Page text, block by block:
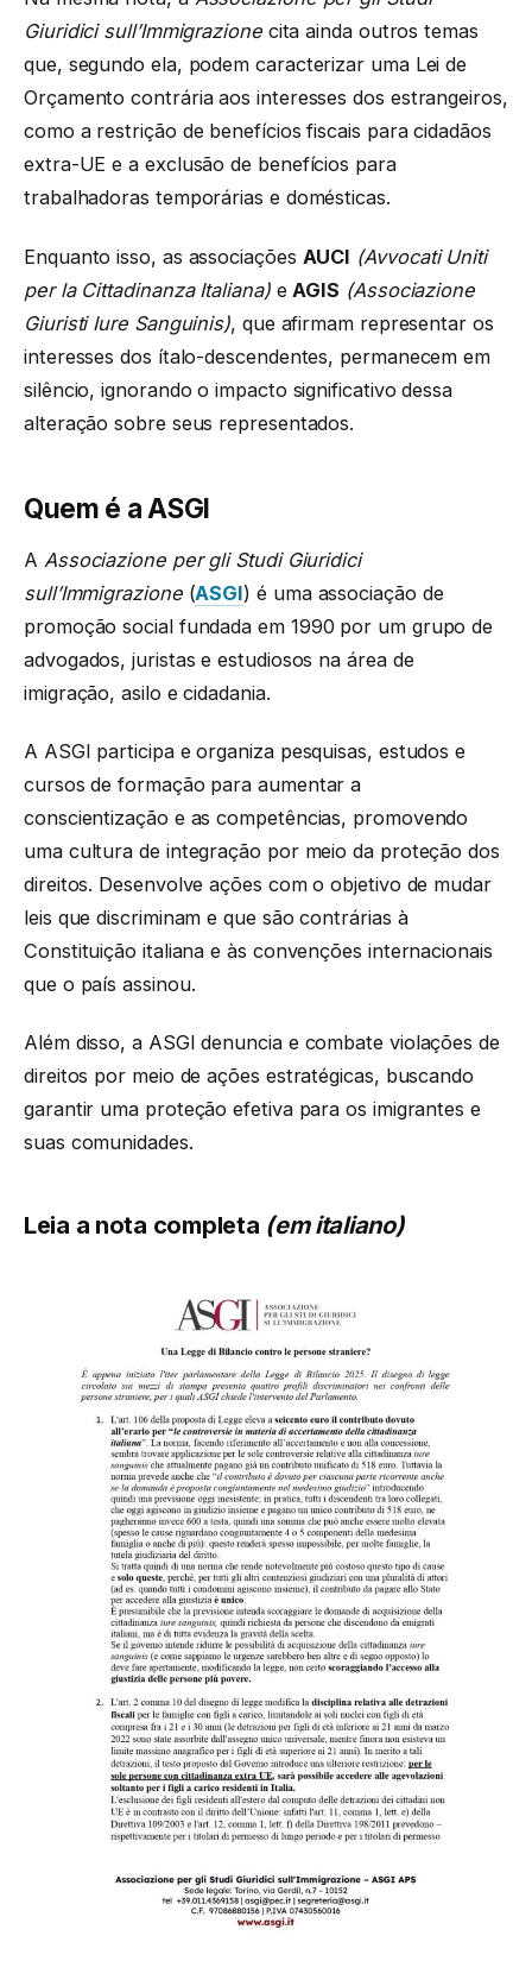
Giuridici sull’Immigrazionecita ainda outros temas
que, segundo ela, podem caracterizar uma Lei de
Orçamento contrária aos interesses dos estrangeiros,
como a restrição de benefícios fiscais para cidadãos
extra-UE e a exclusão de benefícios para
trabalhadoras temporárias e domésticas.
Enquanto isso, as associações AUCI (Avvocati Uniti
per la Cittadinanza Italiana)e AGIS (Associazione
Giuristi Iure Sanguinis), que afirmam representar os
interesses dos ítalo-descendentes, permanecem em
silêncio, ignorando o impacto significativo dessa
alteração sobre seus representados.
Quem é a ASGI
A Associazione per gli Studi Giuridici
sull’Immigrazione(ASGI) é uma associação de
promoção social fundada em 1990 por um grupo de
advogados, juristas e estudiosos na área de
imigração, asilo e cidadania.
A ASGI participa e organiza pesquisas, estudos e
cursos de formação para aumentar a
conscientização e as competências, promovendo
uma cultura de integração por meio da proteção dos
direitos. Desenvolve ações com o objetivo de mudar
leis que discriminam e que são contrárias à
Constituição italiana e às convenções internacionais
que o país assinou.
Além disso, a ASGI denuncia e combate violações de
direitos por meio de ações estratégicas, buscando
garantir uma proteção efetiva para os imigrantes e
suas comunidades.
Leia a nota completa (em italiano)